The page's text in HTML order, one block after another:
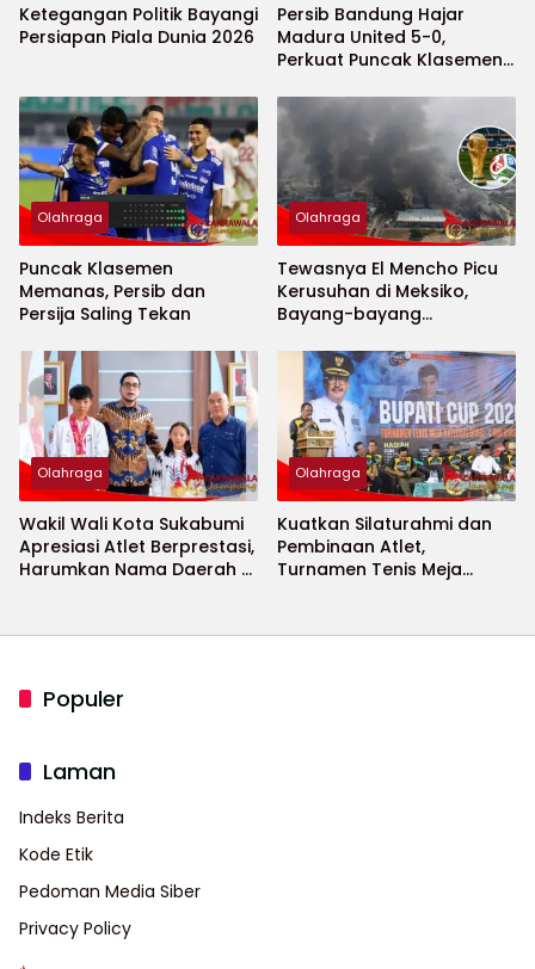
Ketegangan Politik Bayangi
Persiapan Piala Dunia 2026
Persib Bandung Hajar
Madura United 5-0,
Perkuat Puncak Klasemen
Olahraga
Puncak Klasemen
Memanas, Persib dan
Persija Saling Tekan
Olahraga
Tewasnya El Mencho Picu
Kerusuhan di Meksiko,
Bayang-bayang
2026 Menguat
Olahraga
Wakil Wali Kota Sukabumi
Apresiasi Atlet Berprestasi,
Harumkan Nama Daerah di
Olahraga
Kuatkan Silaturahmi dan
Pembinaan Atlet,
Turnamen Tenis Meja
Populer
Laman
Indeks Berita
Kode Etik
Pedoman Media Siber
Privacy Policy